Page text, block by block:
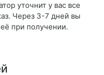
уточнит у вас все
Через 3-7 дней вы
при получении.